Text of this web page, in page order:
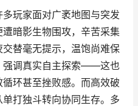
玩家面对广袤地图与突发
暗影生物围攻，辛苦采集
替毫无提示，温饱尚难保
强调真实自主探索——这也
环甚至挫败感。而高效破
打独斗转向协同生存。多